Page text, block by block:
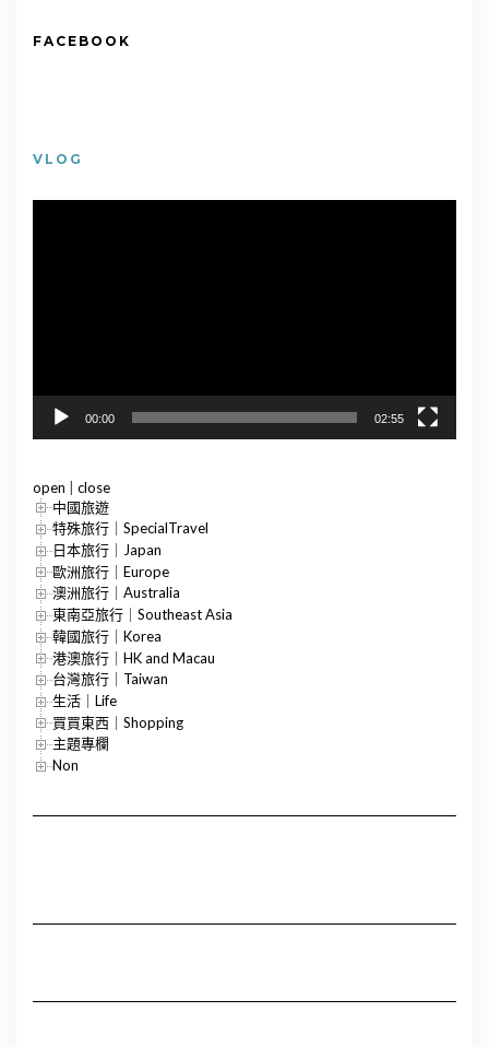
FACEBOOK
VLOG
00:00 02:55
open
close
中國旅遊
特殊旅行｜SpecialTravel
日本旅行｜Japan
歐洲旅行｜Europe
澳洲旅行｜Australia
東南亞旅行｜Southeast Asia
韓國旅行｜Korea
港澳旅行｜HK and Macau
台灣旅行｜Taiwan
生活｜Life
買買東西｜Shopping
主題專欄
Non